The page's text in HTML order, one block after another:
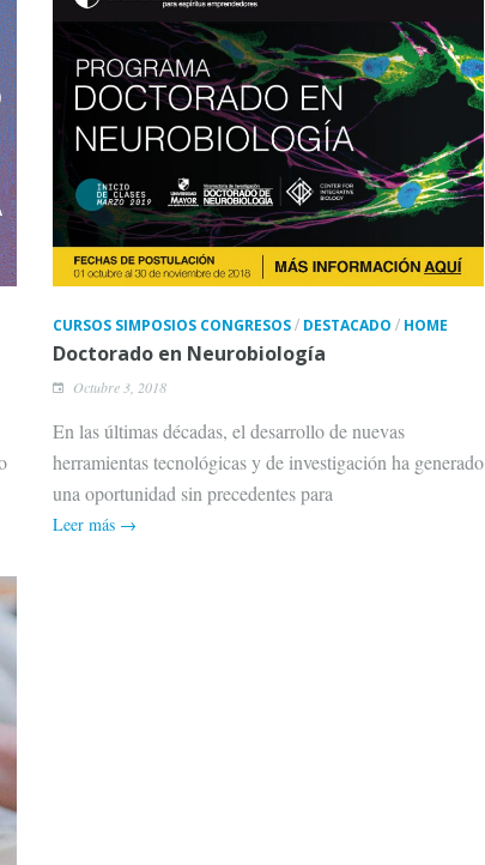
CURSOS SIMPOSIOS CONGRESOS/ DESTACADO / HOME
Doctorado en Neurobiología
Octubre 3, 2018
En las últimas décadas, el desarrollo de nuevas
herramientas tecnológicas y de investigación ha generado
una oportunidad sin precedentes para
Leer más →